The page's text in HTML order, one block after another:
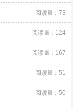
阅读量：73
阅读量：124
阅读量：167
阅读量：51
阅读量：50